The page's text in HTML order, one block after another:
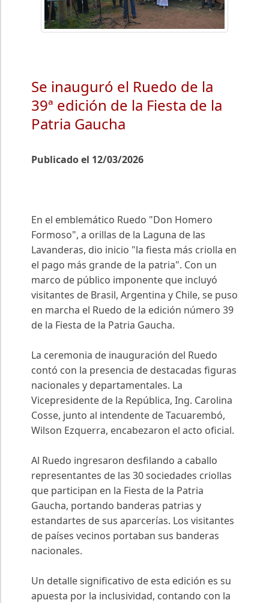
Se inauguró el Ruedo de la
39ª edición de la Fiesta de la
Patria Gaucha
Publicado el 12/03/2026
En el emblemático Ruedo "Don Homero
Formoso", a orillas de la Laguna de las
Lavanderas, dio inicio "la fiesta más criolla en
el pago más grande de la patria". Con un
marco de público imponente que incluyó
visitantes de Brasil, Argentina y Chile, se puso
en marcha el Ruedo de la edición número 39
de la Fiesta de la Patria Gaucha.
La ceremonia de inauguración del Ruedo
contó con la presencia de destacadas figuras
nacionales y departamentales. La
Vicepresidente de la República, Ing. Carolina
Cosse, junto al intendente de Tacuarembó,
Wilson Ezquerra, encabezaron el acto oficial.
Al Ruedo ingresaron desfilando a caballo
representantes de las 30 sociedades criollas
que participan en la Fiesta de la Patria
Gaucha, portando banderas patrias y
estandartes de sus aparcerías. Los visitantes
de países vecinos portaban sus banderas
nacionales.
Un detalle significativo de esta edición es su
apuesta por la inclusividad, contando con la